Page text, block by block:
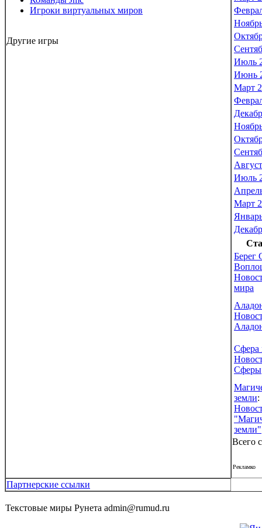
Игроки виртуальных миров
Другие игры
Июль
Июнь
Март
Июль
Март
Берег
мира
Сфера
Сферы
земли:
земли"
Всего
Рекламко
Партнерские ссылки
Текстовые миры Рунета admin@rumud.ru